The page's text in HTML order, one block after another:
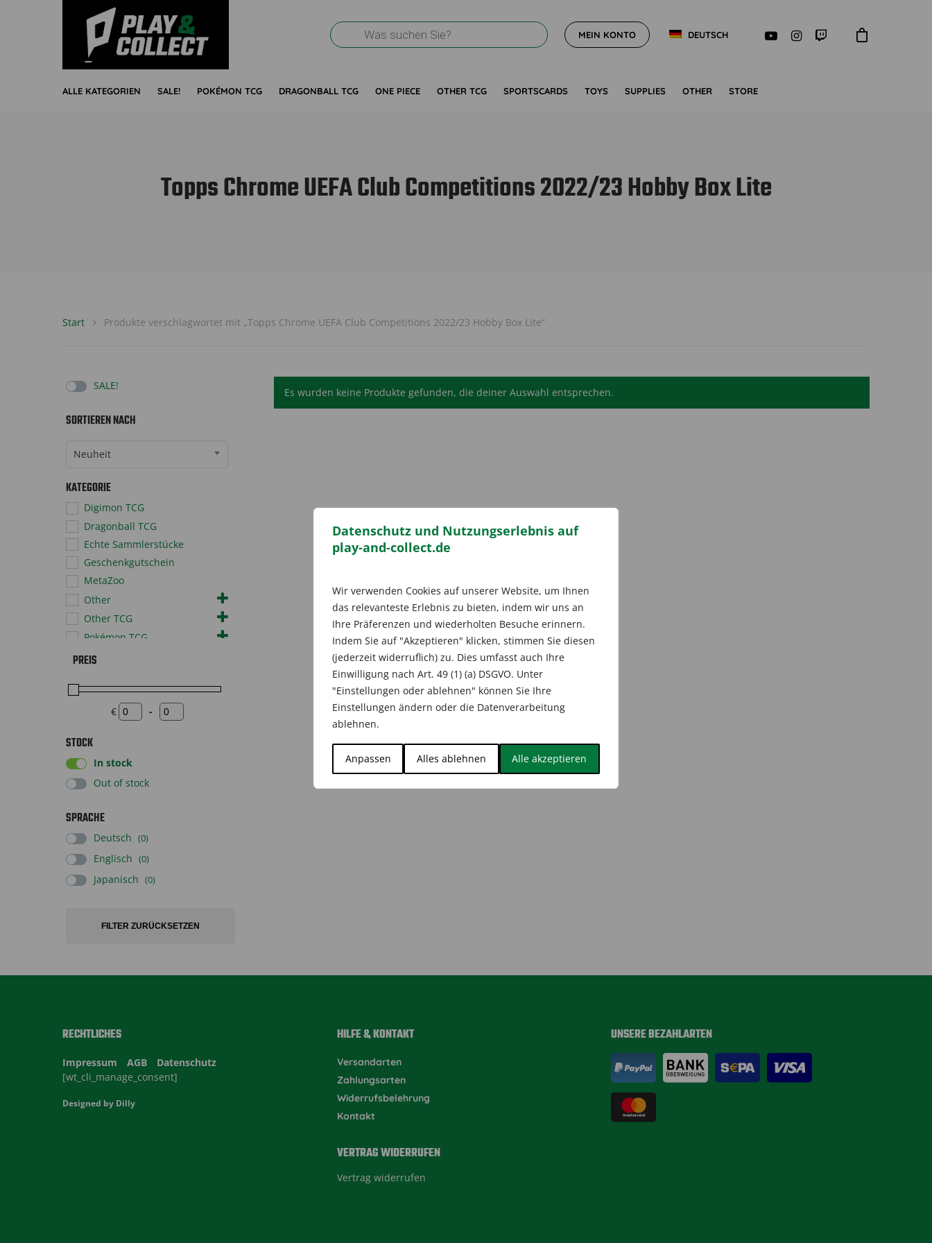
Datenschutz und Nutzungserlebnis auf
play-and-collect.de
Wir verwenden Cookies auf unserer Website, um Ihnen
das relevanteste Erlebnis zu bieten, indem wir uns an
Ihre Präferenzen und wiederholten Besuche erinnern.
Indem Sie auf "Akzeptieren" klicken, stimmen Sie diesen
(jederzeit widerruflich) zu. Dies umfasst auch Ihre
Einwilligung nach Art. 49 (1) (a) DSGVO. Unter
"Einstellungen oder ablehnen" können Sie Ihre
Einstellungen ändern oder die Datenverarbeitung
ablehnen.
Anpassen Alles ablehnen Alle akzeptieren
Products
search
MEIN KONTO DEUTSCH
ALLE KATEGORIEN SALE! POKÉMON TCG DRAGONBALL TCG ONE PIECE OTHER TCG SPORTSCARDS TOYS SUPPLIES OTHER STORE
Topps Chrome UEFA Club Competitions 2022/23 Hobby Box Lite
Start Produkte verschlagwortet mit „Topps Chrome UEFA Club Competitions 2022/23 Hobby Box Lite“
SALE!
SORTIEREN NACH
Neuheit
KATEGORIE
Digimon TCG
Dragonball TCG
Echte Sammlerstücke
Geschenkgutschein
MetaZoo
Other
Other TCG
Pokémon TCG
Sonstiges
Supplies
PREIS
€ Minimum Price
-
Maximum Price
STOCK
In stock
Out of stock
SPRACHE
Deutsch (0)
Englisch (0)
Japanisch (0)
FILTER ZURÜCKSETZEN
Es wurden keine Produkte gefunden, die deiner Auswahl entsprechen.
RECHTLICHES
Impressum AGB
Datenschutz
[wt_cli_manage_consent]
Designed by Dilly
HILFE & KONTAKT
Versandarten
Zahlungsarten
Widerrufsbelehrung
Kontakt
VERTRAG WIDERRUFEN
Vertrag widerrufen
UNSERE BEZAHLARTEN